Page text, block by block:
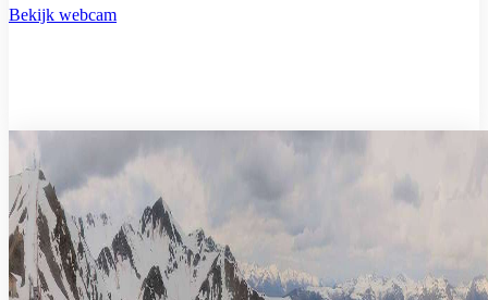
Bekijk webcam